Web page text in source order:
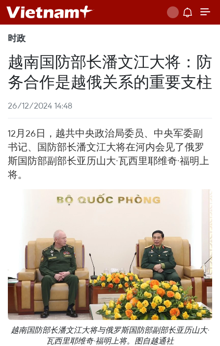
时政
越南国防部长潘文江大将：防
务合作是越俄关系的重要支柱
26/12/2024 14:48
12月26日，越共中央政治局委员、中央军委副
书记、国防部长潘文江大将在河内会见了俄罗
斯国防部副部长亚历山大·瓦西里耶维奇·福明上
将。
越南国防部长潘文江大将与俄罗斯国防部副部长亚历山大·
瓦西里耶维奇·福明上将。图自越通社